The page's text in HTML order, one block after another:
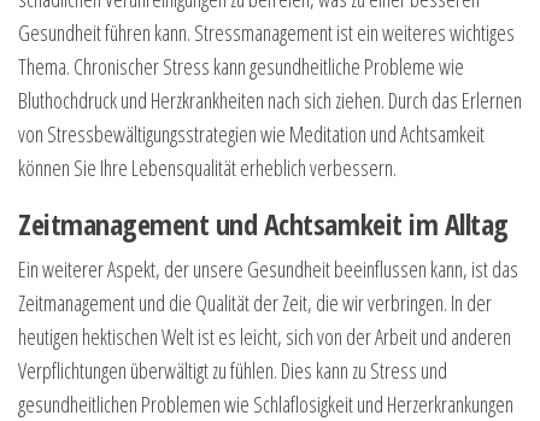
Gesundheit führen kann. Stressmanagement ist ein weiteres wichtiges
Thema. Chronischer Stress kann gesundheitliche Probleme wie
Bluthochdruck und Herzkrankheiten nach sich ziehen. Durch das Erlernen
von Stressbewältigungsstrategien wie Meditation und Achtsamkeit
können Sie Ihre Lebensqualität erheblich verbessern.
Zeitmanagement und Achtsamkeit im Alltag
Ein weiterer Aspekt, der unsere Gesundheit beeinflussen kann, ist das
Zeitmanagement und die Qualität der Zeit, die wir verbringen. In der
heutigen hektischen Welt ist es leicht, sich von der Arbeit und anderen
Verpflichtungen überwältigt zu fühlen. Dies kann zu Stress und
gesundheitlichen Problemen wie Schlaflosigkeit und Herzerkrankungen